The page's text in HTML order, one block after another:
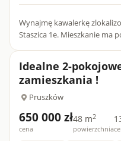
Wynajmę kawalerkę
Staszica 1e. Mieszkanie ma
Idealne 2-
zamieszkania !
Pruszków
650 000 zł
cena
48 m2
powierzchnia